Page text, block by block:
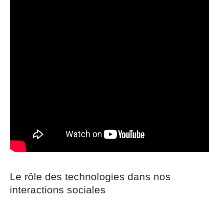
Le rôle des technologies dans nos
interactions sociales